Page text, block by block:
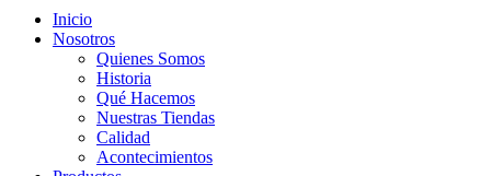
Inicio
Nosotros
Quienes Somos
Historia
Qué Hacemos
Nuestras Tiendas
Calidad
Acontecimientos